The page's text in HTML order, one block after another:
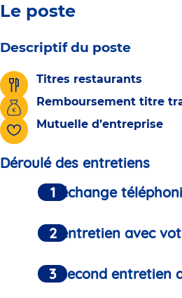
Le poste
Descriptif du poste
Titres restaurants
Remboursement titre
Mutuelle d’entreprise
Déroulé des entretiens
Un échange
Un entretien avec
Un second entretien